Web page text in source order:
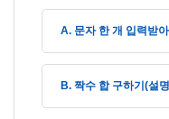
A. 문자 한 개 입력받
B. 짝수 합 구하기(설